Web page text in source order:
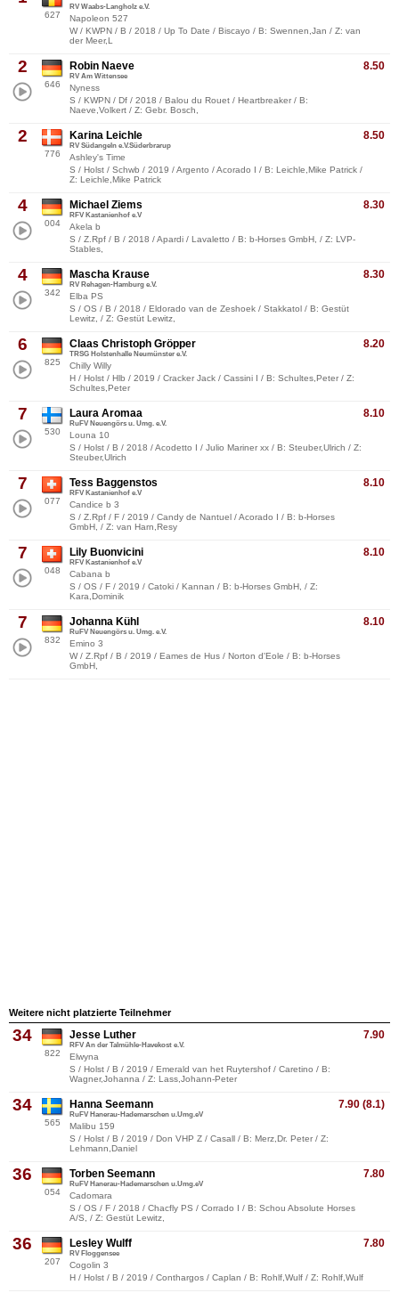
627
RV Waabs-Langholz e.V.
Napoleon 527
W / KWPN / B / 2018 / Up To Date / Biscayo / B: Swennen,Jan / Z: van
der Meer,L
2
646
8.50
Robin Naeve
RV Am Wittensee
Nyness
S / KWPN / Df / 2018 / Balou du Rouet / Heartbreaker / B:
Naeve,Volkert / Z: Gebr. Bosch,
2
776
8.50
Karina Leichle
RV Südangeln e.V.Süderbrarup
Ashley's Time
S / Holst / Schwb / 2019 / Argento / Acorado I / B: Leichle,Mike Patrick /
Z: Leichle,Mike Patrick
4
004
8.30
Michael Ziems
RFV Kastanienhof e.V
Akela b
S / Z.Rpf / B / 2018 / Apardi / Lavaletto / B: b-Horses GmbH, / Z: LVP-
Stables,
4
342
8.30
Mascha Krause
RV Rehagen-Hamburg e.V.
Elba PS
S / OS / B / 2018 / Eldorado van de Zeshoek / Stakkatol / B: Gestüt
Lewitz, / Z: Gestüt Lewitz,
6
825
8.20
Claas Christoph Gröpper
TRSG Holstenhalle Neumünster e.V.
Chilly Willy
H / Holst / Hlb / 2019 / Cracker Jack / Cassini I / B: Schultes,Peter / Z:
Schultes,Peter
7
530
8.10
Laura Aromaa
RuFV Neuengörs u. Umg. e.V.
Louna 10
S / Holst / B / 2018 / Acodetto I / Julio Mariner xx / B: Steuber,Ulrich / Z:
Steuber,Ulrich
7
077
8.10
Tess Baggenstos
RFV Kastanienhof e.V
Candice b 3
S / Z.Rpf / F / 2019 / Candy de Nantuel / Acorado I / B: b-Horses
GmbH, / Z: van Harn,Resy
7
048
8.10
Lily Buonvicini
RFV Kastanienhof e.V
Cabana b
S / OS / F / 2019 / Catoki / Kannan / B: b-Horses GmbH, / Z:
Kara,Dominik
7
832
8.10
Johanna Kühl
RuFV Neuengörs u. Umg. e.V.
Emino 3
W / Z.Rpf / B / 2019 / Eames de Hus / Norton d'Eole / B: b-Horses
GmbH,
Weitere nicht platzierte Teilnehmer
34
822
7.90
Jesse Luther
RFV An der Talmühle-Havekost e.V.
Elwyna
S / Holst / B / 2019 / Emerald van het Ruytershof / Caretino / B:
Wagner,Johanna / Z: Lass,Johann-Peter
34
565
7.90 (8.1)
Hanna Seemann
RuFV Hanerau-Hademarschen u.Umg.eV
Malibu 159
S / Holst / B / 2019 / Don VHP Z / Casall / B: Merz,Dr. Peter / Z:
Lehmann,Daniel
36
054
7.80
Torben Seemann
RuFV Hanerau-Hademarschen u.Umg.eV
Cadomara
S / OS / F / 2018 / Chacfly PS / Corrado I / B: Schou Absolute Horses
A/S, / Z: Gestüt Lewitz,
36
207
7.80
Lesley Wulff
RV Floggensee
Cogolin 3
H / Holst / B / 2019 / Conthargos / Caplan / B: Rohlf,Wulf / Z: Rohlf,Wulf